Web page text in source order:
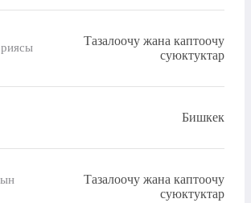
Тазалоочу жана каптоочу
суюктуктар
Бишкек
Тазалоочу жана каптоочу
суюктуктар